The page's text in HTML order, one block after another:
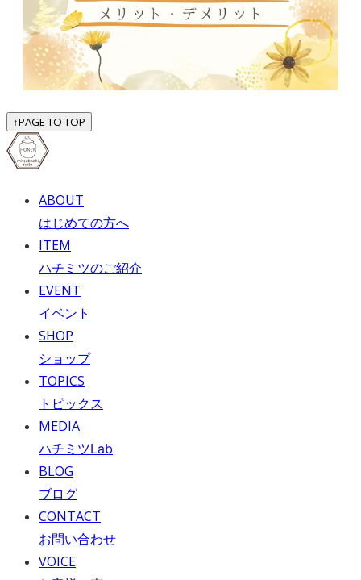
↑PAGE TO TOP
ABOUT
はじめての方へ
ITEM
ハチミツのご紹介
EVENT
イベント
SHOP
ショップ
TOPICS
トピックス
MEDIA
ハチミツLab
BLOG
ブログ
CONTACT
お問い合わせ
VOICE